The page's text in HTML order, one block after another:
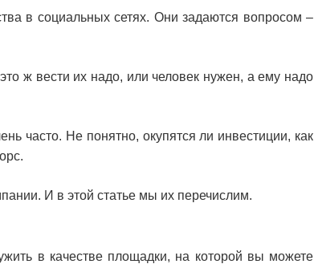
в социальных сетях. Они задаются вопросом –
ж вести их надо, или человек нужен, а ему надо
часто. Не понятно, окупятся ли инвестиции, как
И в этой статье мы их перечислим.
в качестве площадки, на которой вы можете